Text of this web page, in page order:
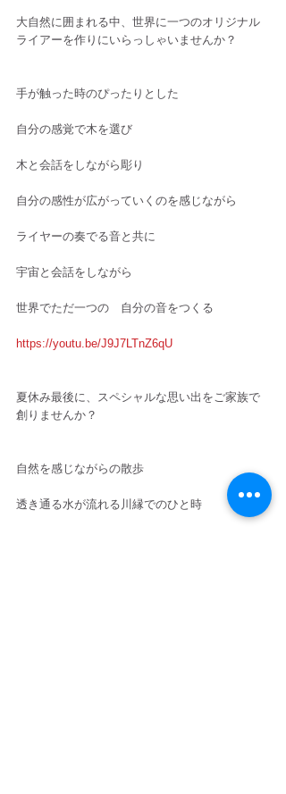
大自然に囲まれる中、世界に一つのオリジナル
ライアーを作りにいらっしゃいませんか？
手が触った時のぴったりとした
自分の感覚で木を選び
木と会話をしながら彫り
自分の感性が広がっていくのを感じながら
ライヤーの奏でる音と共に
宇宙と会話をしながら
世界でただ一つの　自分の音をつくる
https://youtu.be/J9J7LTnZ6qU
夏休み最後に、スペシャルな思い出をご家族で
創りませんか？
自然を感じながらの散歩
透き通る水が流れる川縁でのひと時